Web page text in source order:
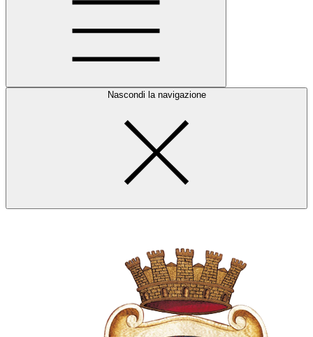
Nascondi la navigazione